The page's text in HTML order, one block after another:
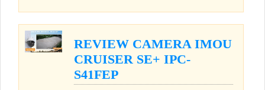
REVIEW CAMERA IMOU
CRUISER SE+ IPC-
S41FEP